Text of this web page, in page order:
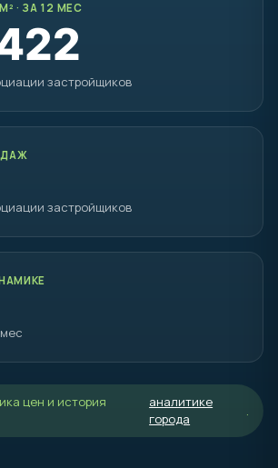
· ЗА 12 МЕС
застройщиков
застройщиков
цен и история
аналитике
города
.